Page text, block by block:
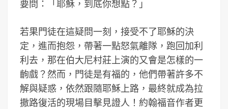
要問：「耶穌，到底你想點？」
若果門徒在這疑問一刻，接受不了耶穌的決
定，進而抱怨，帶著一點怒氣離隊，跑回加利
利去，那在伯大尼村莊上演的又會是怎樣的一
齣戲？然而，門徒是有福的，他們帶著許多不
解與疑惑，依然跟隨耶穌上路，最終就成為拉
撒路復活的現場目擊見證人！約翰福音作者更